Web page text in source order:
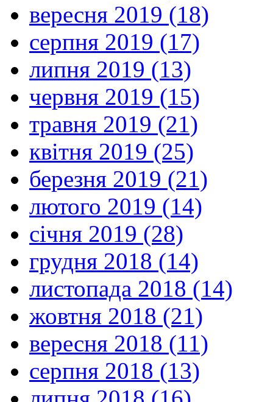
вересня 2019 (18)
серпня 2019 (17)
липня 2019 (13)
червня 2019 (15)
травня 2019 (21)
квітня 2019 (25)
березня 2019 (21)
лютого 2019 (14)
січня 2019 (28)
грудня 2018 (14)
листопада 2018 (14)
жовтня 2018 (21)
вересня 2018 (11)
серпня 2018 (13)